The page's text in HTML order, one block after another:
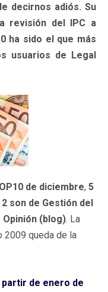
decirnos adiós. Su
revisión del IPC a
ha sido el que más
usuarios de Legal
de diciembre, 5
son de Gestión del
Opinión (blog). La
2009 queda de la
partir de enero de